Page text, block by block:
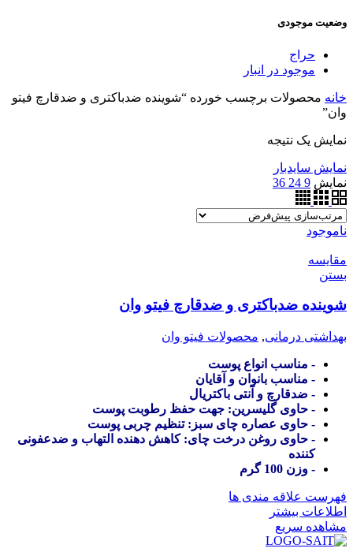
وضعیت موجودی
حراج
موجود در انبار
خانه محصولات برچسب خورده “شوینده ضدباکتری و ضدقارچ فیتو
وان”
نمایش یک نتیجه
نمایش سایدبار
نمایش 9
24
36
ناموجود
مقایسه
بستن
شوینده ضدباکتری و ضدقارچ فیتو وان
بهداشتی درمانی, محصولات فیتو وان
- مناسب انواع پوست
- مناسب بانوان و آقایان
- ضدقارچ و آنتی باکتریال
- حاوی گلیسرین: جهت حفظ رطوبت پوست
- حاوی عصاره چای سبز: تنظیم چربی پوست
- حاوی روغن درخت چای: کاهش دهنده التهاب و ضدعفونی
کننده
- وزن 100 گرم
فهرست علاقه مندی ها
اطلاعات بیشتر
مشاهده سریع